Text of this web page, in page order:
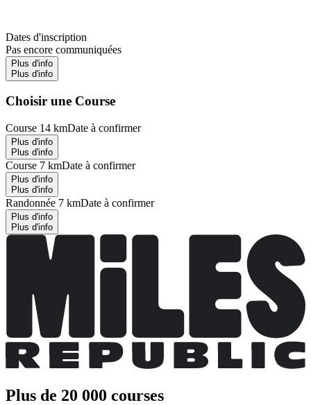
Dates d'inscription
Pas encore communiquées
Plus d'info
Plus d'info
Choisir une Course
Course 14 kmDate à confirmer
Plus d'info
Plus d'info
Course 7 kmDate à confirmer
Plus d'info
Plus d'info
Randonnée 7 kmDate à confirmer
Plus d'info
Plus d'info
Plus de 20 000 courses